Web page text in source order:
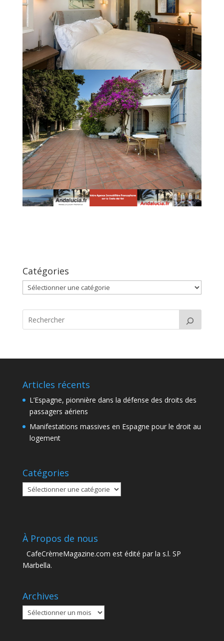
Catégories
Catégories
Articles récents
L’Espagne, pionnière dans la défense des droits des
passagers aériens
Manifestations massives en Espagne pour le droit au
logement
Catégories
Catégories
À Propos de nous
CafeCrèmeMagazine.com est édité par la s.l. SP
Marbella.
Archives
Archives